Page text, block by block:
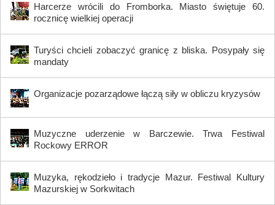
Harcerze wrócili do Fromborka. Miasto świętuje 60.
rocznicę wielkiej operacji
Turyści chcieli zobaczyć granicę z bliska. Posypały się
mandaty
Organizacje pozarządowe łączą siły w obliczu kryzysów
Muzyczne uderzenie w Barczewie. Trwa Festiwal
Rockowy ERROR
Muzyka, rękodzieło i tradycje Mazur. Festiwal Kultury
Mazurskiej w Sorkwitach